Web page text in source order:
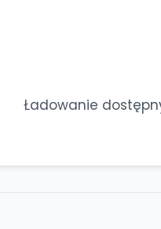
Ładowanie